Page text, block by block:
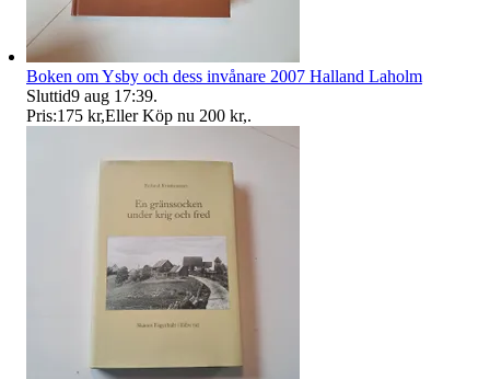
Boken om Ysby och dess invånare 2007 Halland Laholm
Sluttid9 aug 17:39.
Pris:175 kr,Eller Köp nu 200 kr,.